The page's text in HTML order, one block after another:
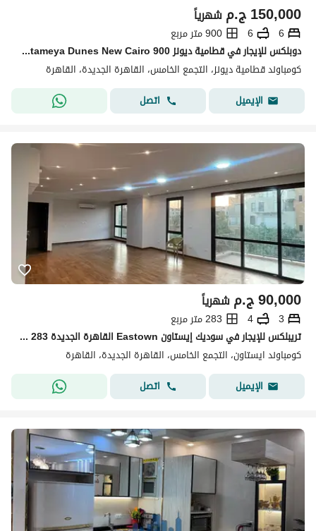
ج.م150,000 شهرياً
6
6
900 متر مربع
دوبلكس للإيجار في قطامية ديونز Katameya Dunes New Cairo 900 متر 6 غرف نوم حمام سباحة خاص Basement Ground Floor
كومباوند قطامية ديونز، التجمع الخامس، القاهرة الجديدة، القاهرة
الإيميل
اتصل
ج.م90,000 شهرياً
3
4
283 متر مربع
تريبلكس للإيجار في سوديك إيستاون Eastown القاهرة الجديدة New Cairo 283 متر ورووف 80 متر 3 غرف نوم مطبخ وتكييفات
كومباوند ايستاون، التجمع الخامس، القاهرة الجديدة، القاهرة
الإيميل
اتصل